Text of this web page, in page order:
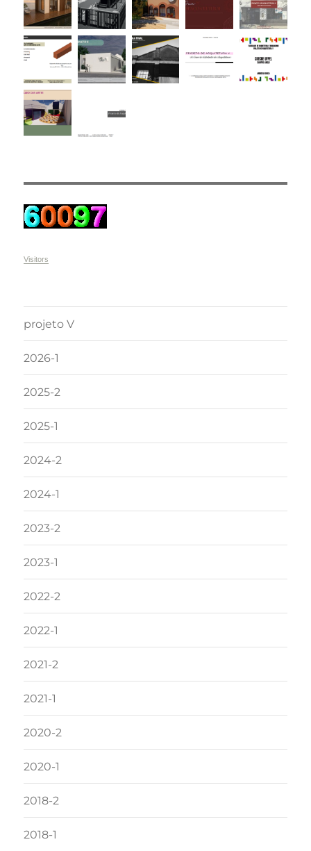
Visitors
projeto V
2026-1
2025-2
2025-1
2024-2
2024-1
2023-2
2023-1
2022-2
2022-1
2021-2
2021-1
2020-2
2020-1
2018-2
2018-1